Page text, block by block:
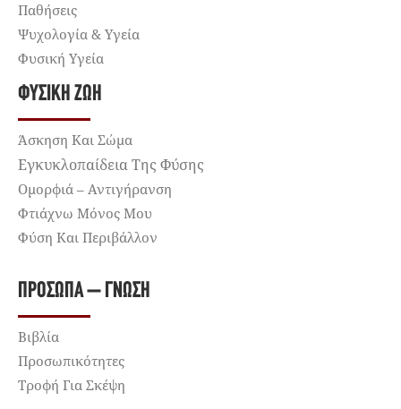
Παθήσεις
Ψυχολογία & Υγεία
Φυσική Υγεία
ΦΥΣΙΚΉ ΖΩΉ
Άσκηση Και Σώμα
Εγκυκλοπαίδεια Της Φύσης
Ομορφιά – Αντιγήρανση
Φτιάχνω Μόνος Μου
Φύση Και Περιβάλλον
ΠΡΌΣΩΠΑ – ΓΝΏΣΗ
Βιβλία
Προσωπικότητες
Τροφή Για Σκέψη